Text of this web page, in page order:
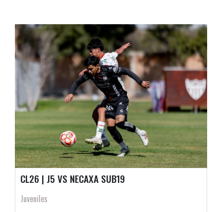
CL26 | J5 VS NECAXA SUB19
Juveniles